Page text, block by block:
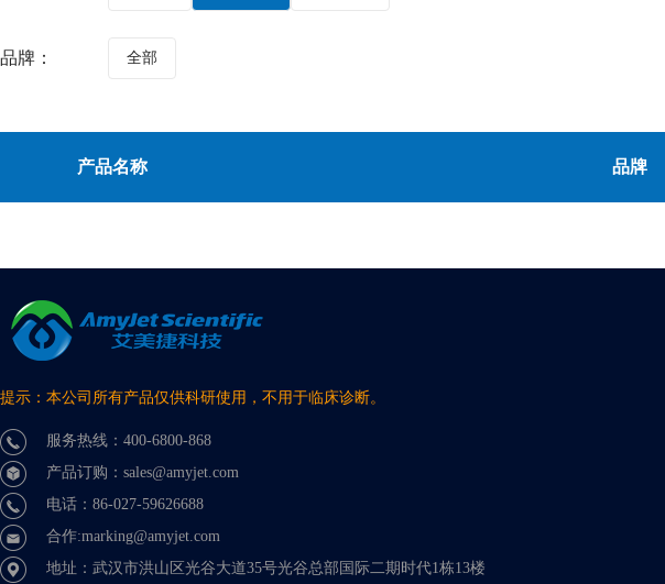
品牌： 全部
产品名称 品牌
提示：本公司所有产品仅供科研使用，不用于临床诊断。
服务热线：400-6800-868
产品订购：sales@amyjet.com
电话：86-027-59626688
合作:marking@amyjet.com
地址：武汉市洪山区光谷大道35号光谷总部国际二期时代1栋13楼